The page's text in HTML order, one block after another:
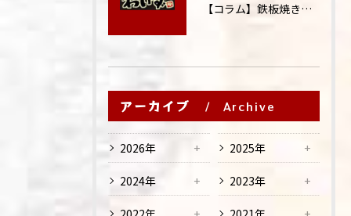
【コラム】鉄板焼きが"コミュニケーション飯"と呼ばれる理由
アーカイブ Archive
2026年 2025年
2024年 2023年